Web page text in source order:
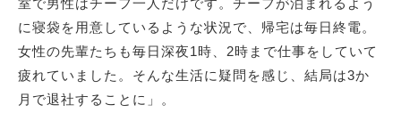
室で男性はチーフ一人だけです。チーフが泊まれるよう
に寝袋を用意しているような状況で、帰宅は毎日終電。
女性の先輩たちも毎日深夜1時、2時まで仕事をしていて
疲れていました。そんな生活に疑問を感じ、結局は3か
月で退社することに」。